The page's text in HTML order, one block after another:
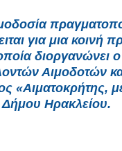
για μια κοινή
διοργανώνει
Αιμοδοτών
«Αιματοκρήτης,
Δήμου Ηρακλείου.